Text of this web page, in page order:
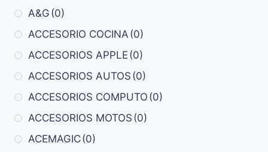
A&G (0)
ACCESORIO COCINA (0)
ACCESORIOS APPLE (0)
ACCESORIOS AUTOS (0)
ACCESORIOS COMPUTO (0)
ACCESORIOS MOTOS (0)
ACEMAGIC(0)